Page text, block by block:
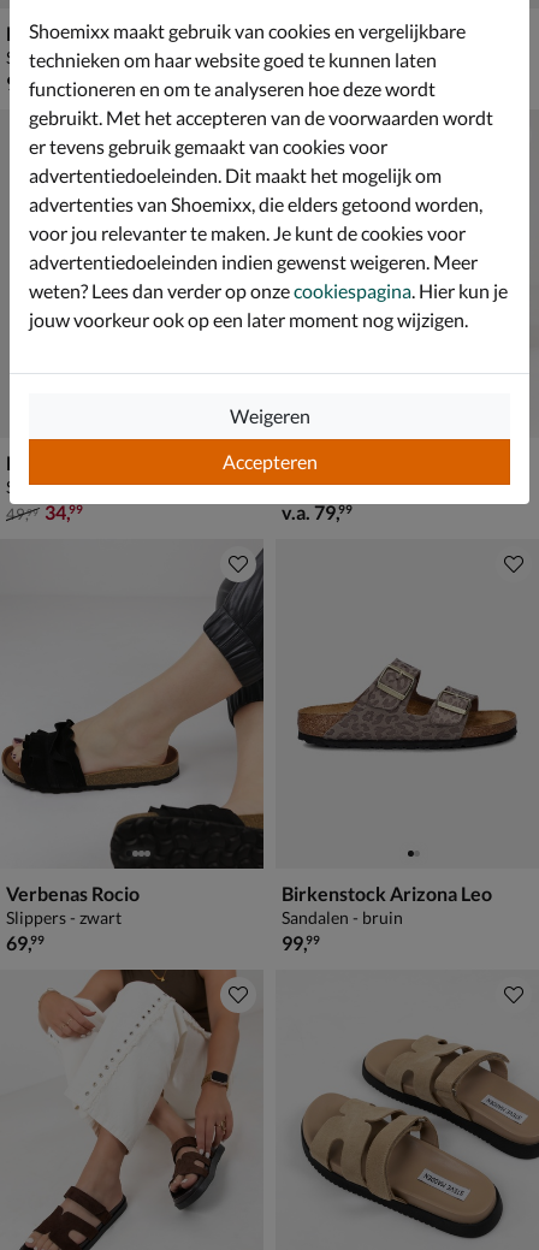
Birkenstock Mayari
Sandalen - beige
€ 99,99
99 ,99
Havaianas Slim Animal
Slippers - beige
van € 34,99 voor € 24,49
34, 99 24 , 49
Nelson
Slippers - zwart
van € 49,99 voor € 34,99
49,99 34,99
Gabor Best Fitting
Sandalen - zwart
vanaf € 79,99
v.a. 79,99
Verbenas Rocio
Slippers - zwart
€ 69,99
69,99
Birkenstock Arizona Leo
Sandalen - bruin
€ 99,99
99,99
Shoemixx maakt gebruik van cookies en vergelijkbare
technieken om haar website goed te kunnen laten
functioneren en om te analyseren hoe deze wordt
gebruikt. Met het accepteren van de voorwaarden wordt
er tevens gebruik gemaakt van cookies voor
advertentiedoeleinden. Dit maakt het mogelijk om
advertenties van Shoemixx, die elders getoond worden,
voor jou relevanter te maken. Je kunt de cookies voor
advertentiedoeleinden indien gewenst weigeren. Meer
weten? Lees dan verder op onzecookiespagina. Hier kun je
jouw voorkeur ook op een later moment nog wijzigen.
Accepteren
Weigeren